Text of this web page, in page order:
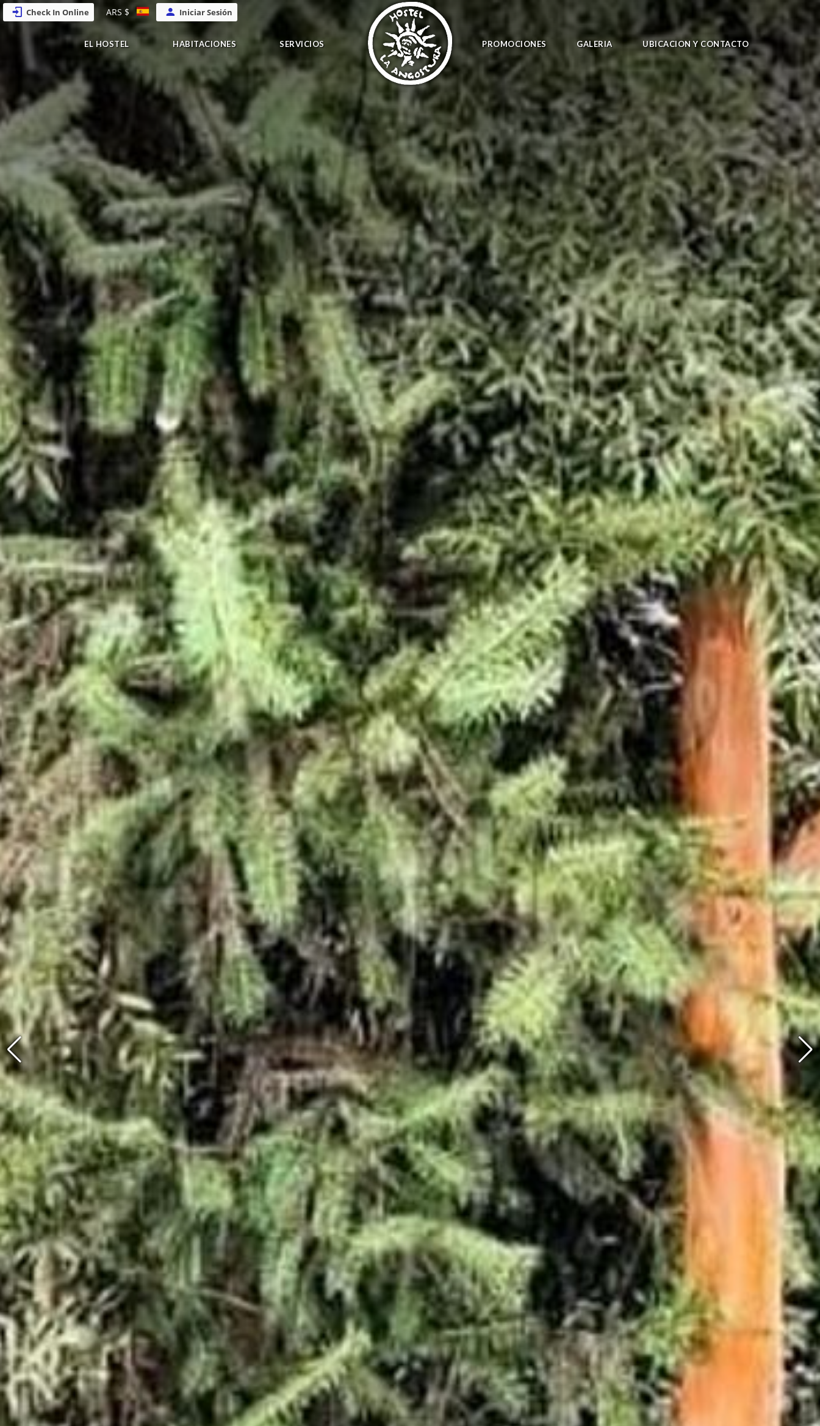
Check In Online ARS $ Iniciar Sesión
EL HOSTEL HABITACIONES SERVICIOS PROMOCIONES GALERIA UBICACION Y CONTACTO